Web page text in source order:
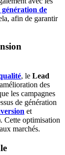
de
afin de garantir
, le Lead
des
les campagnes
de génération
et
Cette optimisation
marchés.